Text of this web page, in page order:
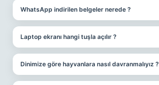
WhatsApp indirilen belgeler nerede ?
Laptop ekranı hangi tuşla açılır ?
Dinimize göre hayvanlara nasıl davranmalıyız ?